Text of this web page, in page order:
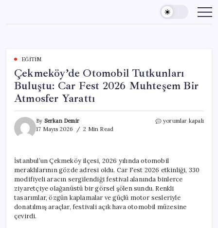
content
EĞITIM
Çekmeköy’de Otomobil Tutkunları
Buluştu: Car Fest 2026 Muhteşem Bir
Atmosfer Yarattı
By Serkan Demir
17 Mayıs 2026
2 Min Read
Çekmeköy’de
Fest
2026
Muhteşem
Bir
Atmosfer
Yarattı
için
yorumlar kapalı
İstanbul’un Çekmeköy ilçesi, 2026 yılında otomobil
meraklılarının gözde adresi oldu. Car Fest 2026 etkinliği, 330
modifiyeli aracın sergilendiği festival alanında binlerce
ziyaretçiye olağanüstü bir görsel şölen sundu. Renkli
tasarımlar, özgün kaplamalar ve güçlü motor sesleriyle
donatılmış araçlar, festivali açık hava otomobil müzesine
çevirdi.